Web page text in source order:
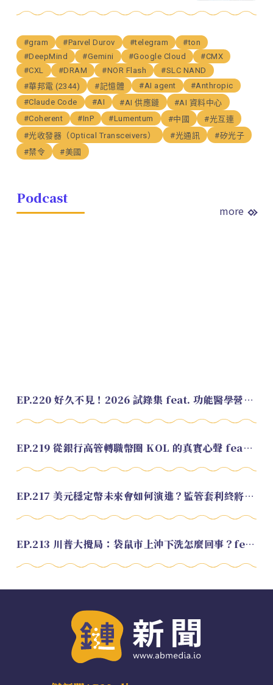
#gram #Parvel Durov #telegram
#ton
#DeepMind
#Gemini #Google Cloud
#CMX
#CXL
#DRAM #NOR Flash
#SLC NAND
#華邦電 (2344)
#記憶體 #AI agent
#Anthropic
#Claude Code
#AI #AI 供應鏈
#AI 資料中心
#Coherent
#InP #Lumentum #中國
#光互連
#光收發器（Optical Transceivers）
#光通訊
#矽光子
#禁令
#美國
Podcast
more
EP.220 好久不見！2026 試錄集 feat. 功能醫學營養師 美寶
EP.219 從銀行高管轉職幣圈 KOL 的真實心聲 feat.龜大
EP.217 美元穩定幣未來會如何演進？監管套利終將收斂？feat. 研究員 余哲安
EP.213 川普大攪局：袋鼠市上沖下洗怎麼回事？feat. Alvin